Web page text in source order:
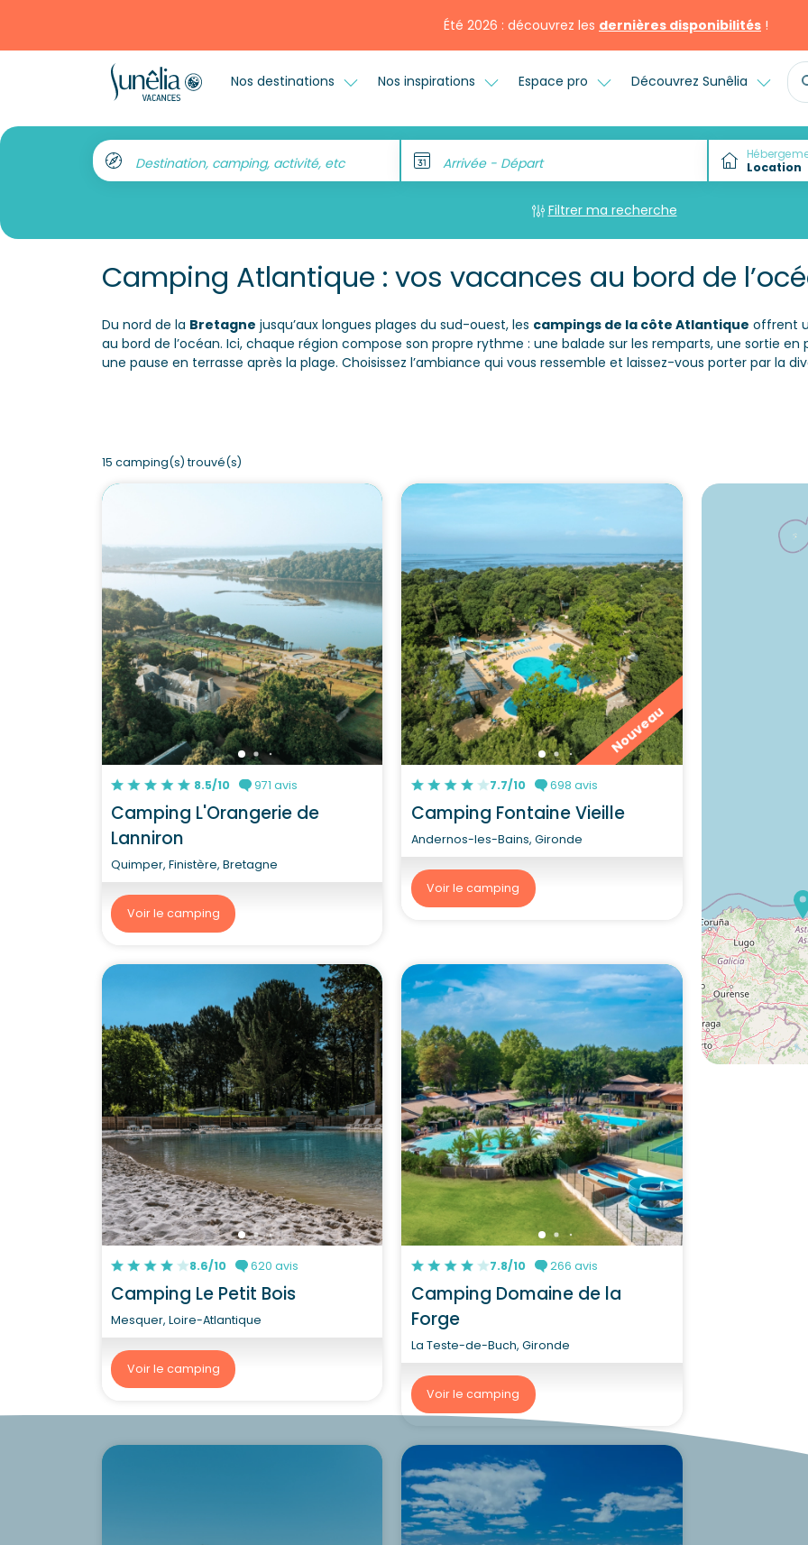
Été 2026 : découvrez les dernières disponibilités !
Nos destinations Nos inspirations Espace pro Découvrez Sunêlia
Destination, camping, activité, etc Arrivée - Départ
Filtrer ma recherche
Camping Atlantique : vos vacances au bord de
Du nord de la Bretagne jusqu’aux longues plages du sud-ouest, les campings de la côte Atlantique offrent
au bord de l’océan. Ici, chaque région compose son propre rythme : une balade sur les remparts, une sortie
une pause en terrasse après la plage. Choisissez l’ambiance qui vous ressemble et laissez-vous porter par la
15 camping(s) trouvé(s)
8.5/10 971 avis
Camping L'Orangerie de
Lanniron
Quimper, Finistère, Bretagne
Voir le camping
Nouveau
7.7/10 698 avis
Camping Fontaine Vieille
Andernos-les-Bains, Gironde
Voir le camping
8.6/10 620 avis
Camping Le Petit Bois
Mesquer, Loire-Atlantique
Voir le camping
7.8/10 266 avis
Camping Domaine de la
Forge
La Teste-de-Buch, Gironde
Voir le camping